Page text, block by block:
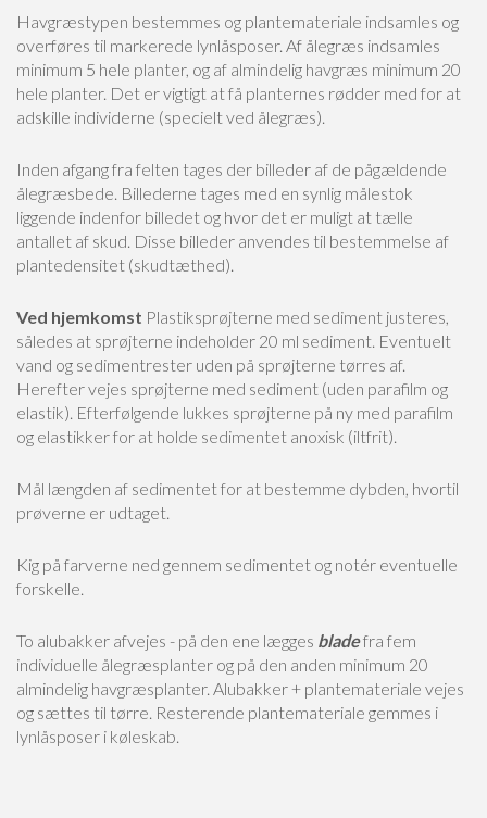
Havgræstypen bestemmes og plantemateriale indsamles og
overføres til markerede lynlåsposer. Af ålegræs indsamles
minimum 5 hele planter, og af almindelig havgræs minimum 20
hele planter. Det er vigtigt at få planternes rødder med for at
adskille individerne (specielt ved ålegræs).
Inden afgang fra felten tages der billeder af de pågældende
ålegræsbede. Billederne tages med en synlig målestok
liggende indenfor billedet og hvor det er muligt at tælle
antallet af skud. Disse billeder anvendes til bestemmelse af
plantedensitet (skudtæthed).
Ved hjemkomst Plastiksprøjterne med sediment justeres,
således at sprøjterne indeholder 20 ml sediment. Eventuelt
vand og sedimentrester uden på sprøjterne tørres af.
Herefter vejes sprøjterne med sediment (uden parafilm og
elastik). Efterfølgende lukkes sprøjterne på ny med parafilm
og elastikker for at holde sedimentet anoxisk (iltfrit).
Mål længden af sedimentet for at bestemme dybden, hvortil
prøverne er udtaget.
Kig på farverne ned gennem sedimentet og notér eventuelle
forskelle.
To alubakker afvejes - på den ene lægges bladefra fem
individuelle ålegræsplanter og på den anden minimum 20
almindelig havgræsplanter. Alubakker + plantemateriale vejes
og sættes til tørre. Resterende plantemateriale gemmes i
lynlåsposer i køleskab.